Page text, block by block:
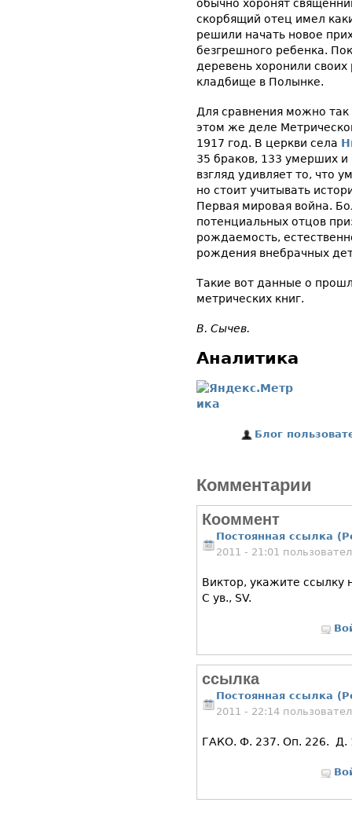
обычно хоронят
скорбящий отец имел
решили начать новое
безгрешного ребенка.
деревень хоронили
кладбище в Полынке.
Для сравнения можно
этом же деле
1917 год. В церкви села
35 браков, 133 умерших
взгляд удивляет то, что
но стоит учитывать
Первая мировая война.
потенциальных отцов
рождаемость,
рождения внебрачных
Такие вот данные о
метрических книг.
В. Сычев.
Аналитика
Блог
Комментарии
Кооммент
Постоянная ссылка
2011 - 21:01
Виктор, укажите
С ув., SV.
ссылка
Постоянная ссылка
2011 - 22:14
ГАКО. Ф. 237. Оп. 226. Д.